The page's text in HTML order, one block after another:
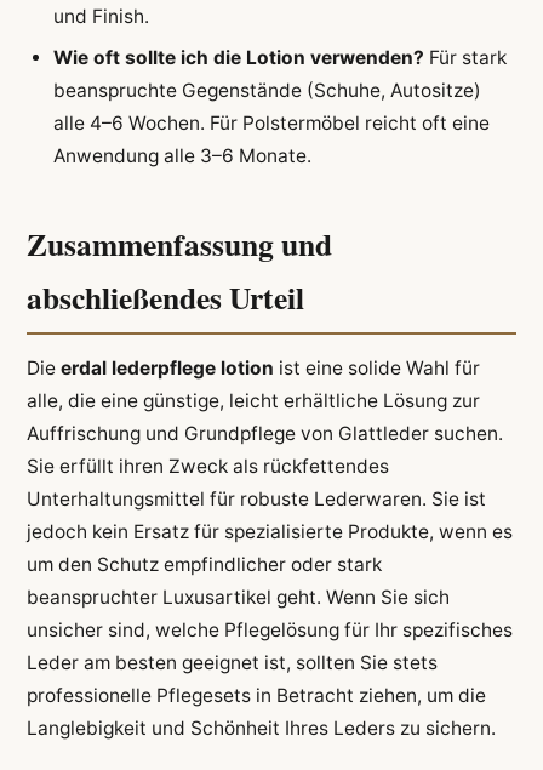
und Finish.
Wie oft sollte ich die Lotion verwenden? Für stark
beanspruchte Gegenstände (Schuhe, Autositze)
alle 4–6 Wochen. Für Polstermöbel reicht oft eine
Anwendung alle 3–6 Monate.
Zusammenfassung und
abschließendes Urteil
Die erdal lederpflege lotion ist eine solide Wahl für
alle, die eine günstige, leicht erhältliche Lösung zur
Auffrischung und Grundpflege von Glattleder suchen.
Sie erfüllt ihren Zweck als rückfettendes
Unterhaltungsmittel für robuste Lederwaren. Sie ist
jedoch kein Ersatz für spezialisierte Produkte, wenn es
um den Schutz empfindlicher oder stark
beanspruchter Luxusartikel geht. Wenn Sie sich
unsicher sind, welche Pflegelösung für Ihr spezifisches
Leder am besten geeignet ist, sollten Sie stets
professionelle Pflegesets in Betracht ziehen, um die
Langlebigkeit und Schönheit Ihres Leders zu sichern.